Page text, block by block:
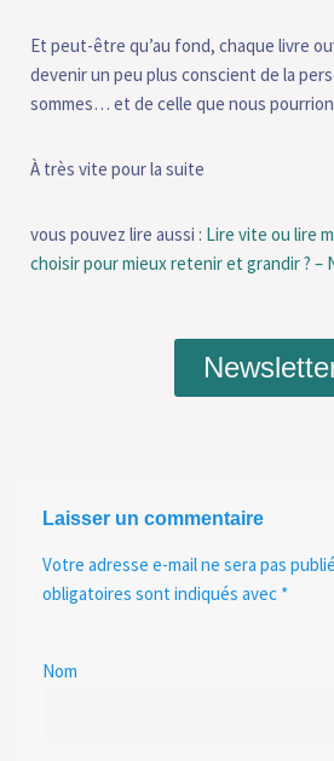
Et peut-être qu’au fond, chaque livre
devenir un peu plus conscient de la
sommes… et de celle que nous
À très vite pour la suite
vous pouvez lire aussi : Lire vite ou lire
choisir pour mieux retenir et grandir ? –
Laisser un commentaire
Votre adresse e-mail ne sera pas
obligatoires sont indiqués avec *
Nom